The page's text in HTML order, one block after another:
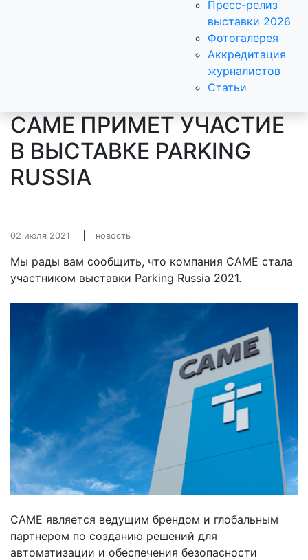
Пресс-релиз
выставки 2026
Фотогалерея
Аккредитация
журналистов
Статьи
CAME ПРИМЕТ УЧАСТИЕ
В ВЫСТАВКЕ PARKING
RUSSIA
02 июля 2021 новость
Мы рады вам сообщить, что компания CAME стала
участником выставки Parking Russia 2021.
CAME является ведущим брендом и глобальным
партнером по созданию решений для
автоматизации и обеспечения безопасности